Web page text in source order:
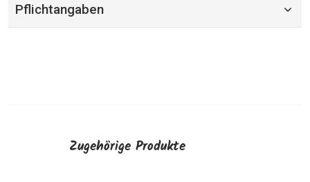
Pflichtangaben
Zugehörige Produkte